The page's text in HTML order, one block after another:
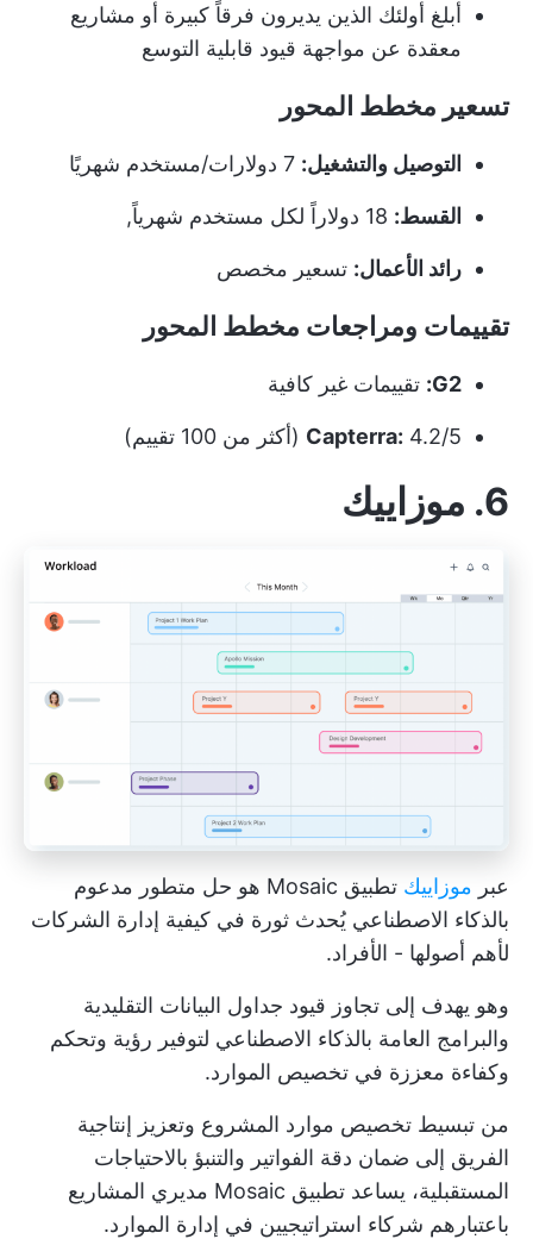
أبلغ أولئك الذين يديرون فرقاً كبيرة أو مشاريع
معقدة عن مواجهة قيود قابلية التوسع
تسعير مخطط المحور
التوصيل والتشغيل:
القسط:
رائد الأعمال: تسعير مخصص
تقييمات ومراجعات مخطط المحور
G2: تقييمات غير كافية
Capterra: 4.2/5 (أكثر من 100 تقييم)
6. موزاييك
عبر موزاييك
تطبيق Mosaic هو حل متطور مدعوم
بالذكاء الاصطناعي يُحدث ثورة في كيفية إدارة الشركات
لأهم أصولها - الأفراد.
وهو يهدف إلى تجاوز قيود جداول البيانات التقليدية
والبرامج العامة بالذكاء الاصطناعي لتوفير رؤية وتحكم
وكفاءة معززة في تخصيص الموارد.
من تبسيط تخصيص موارد المشروع وتعزيز إنتاجية
الفريق إلى ضمان دقة الفواتير والتنبؤ بالاحتياجات
المستقبلية، يساعد تطبيق Mosaic مديري المشاريع
باعتبارهم شركاء استراتيجيين في إدارة الموارد.